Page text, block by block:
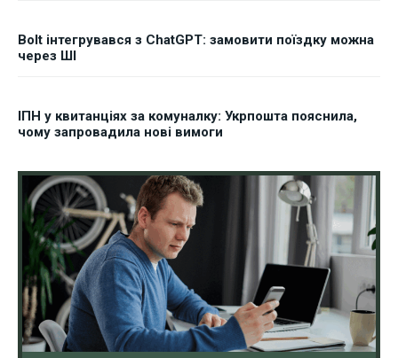
Bolt інтегрувався з ChatGPT: замовити поїздку можна
через ШІ
ІПН у квитанціях за комуналку: Укрпошта пояснила,
чому запровадила нові вимоги